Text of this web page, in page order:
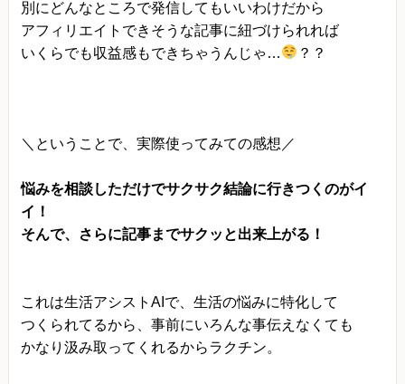
別にどんなところで発信してもいいわけだから
アフィリエイトできそうな記事に紐づけられれば
いくらでも収益感もできちゃうんじゃ…
？？
＼ということで、実際使ってみての感想／
悩みを相談しただけでサクサク結論に行きつくのがイ
イ！
そんで、さらに記事までサクッと出来上がる！
これは生活アシストAIで、生活の悩みに特化して
つくられてるから、事前にいろんな事伝えなくても
かなり汲み取ってくれるからラクチン。